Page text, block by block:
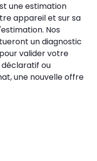
une estimation
appareil et sur sa
Nos
un diagnostic
valider votre
ou
une nouvelle offre